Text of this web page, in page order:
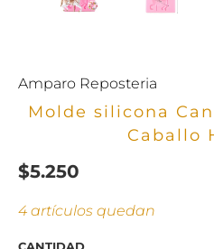
Amparo Reposteria
Molde silicona
Caballo
$5.250
4 artículos quedan